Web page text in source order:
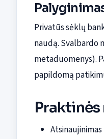
Privatūs sėklų
naudą. Svalbardo
metaduomenys).
papildomą